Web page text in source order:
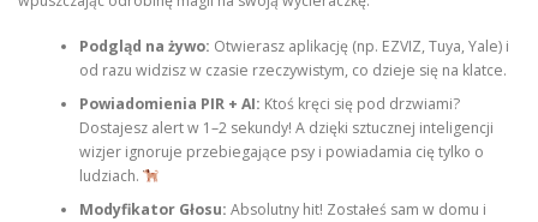
Podgląd na żywo: Otwierasz aplikację (np. EZVIZ, Tuya, Yale) i
od razu widzisz w czasie rzeczywistym, co dzieje się na klatce.
Powiadomienia PIR + AI: Ktoś kręci się pod drzwiami?
Dostajesz alert w 1–2 sekundy! A dzięki sztucznej inteligencji
wizjer ignoruje przebiegające psy i powiadamia cię tylko o
ludziach.
Modyfikator Głosu: Absolutny hit! Zostałeś sam w domu i